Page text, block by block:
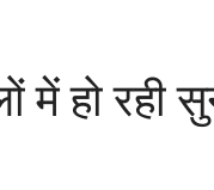
में हो